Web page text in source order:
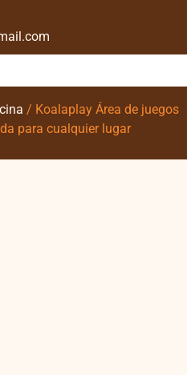
/ Koalaplay Área de juegos
para cualquier lugar